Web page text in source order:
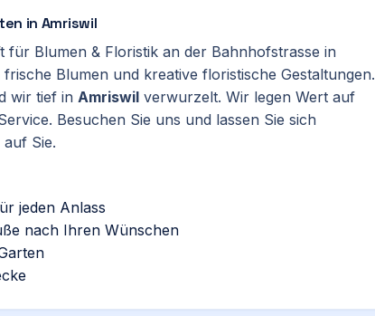
in Amriswil
für Blumen & Floristik an der Bahnhofstrasse in
Blumen und kreative floristische Gestaltungen.
wir tief in Amriswil verwurzelt. Wir legen Wert auf
Besuchen Sie uns und lassen Sie sich
Sie.
jeden Anlass
nach Ihren Wünschen